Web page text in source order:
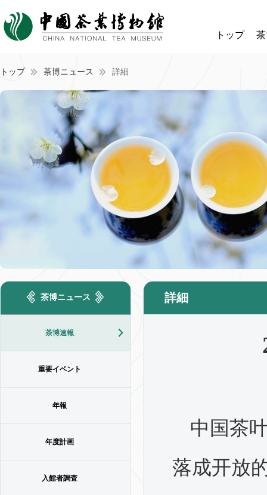
トップ
トップ 茶博ニュース 詳細
茶博ニュース
茶博速報
重要イベント
年報
年度計画
入館者調査
詳細
中国茶
落成开放